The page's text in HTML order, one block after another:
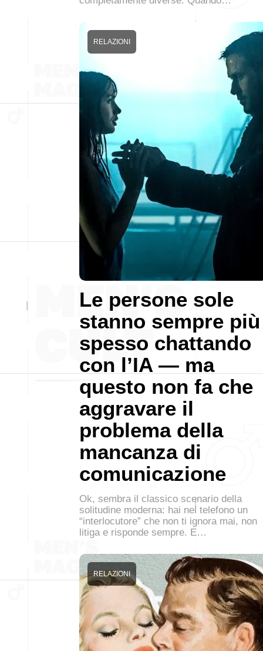
Le persone sole
stanno sempre più
spesso chattando
con l’IA — ma
questo non fa che
aggravare il
problema della
mancanza di
comunicazione
RELAZIONI
Ok, sembra il classico scenario della
solitudine moderna: hai nel telefono un
“interlocutore” che non ti ignora mai, non
litiga e risponde sempre. E…
RELAZIONI